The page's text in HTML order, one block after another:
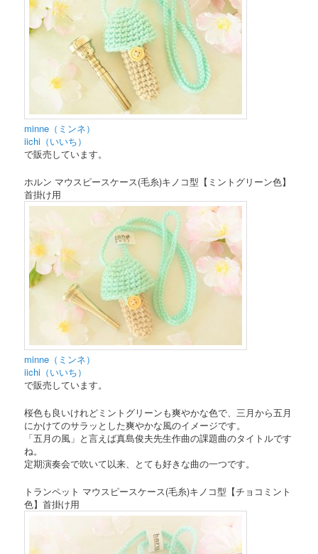
minne（ミンネ）
iichi（いいち）
で販売しています。
ホルン マウスピースケース(毛糸)キノコ型【ミントグリーン色】
首掛け用
minne（ミンネ）
iichi（いいち）
で販売しています。
桜色も良いけれどミントグリーンも爽やかな色で、三月から五月
にかけてのサラッとした爽やかな風のイメージです。
「五月の風」と言えば真島俊夫先生作曲の課題曲のタイトルです
ね。
定期演奏会で吹いて以来、とても好きな曲の一つです。
トランペット マウスピースケース(毛糸)キノコ型【チョコミント
色】首掛け用